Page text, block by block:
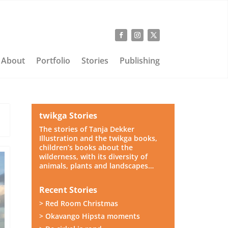
About Portfolio Stories Publishing
twikga Stories
The stories of Tanja Dekker
Illustration and the twikga books,
children’s books about the
wilderness, with its diversity of
animals, plants and landscapes…
Recent Stories
> Red Room Christmas
> Okavango Hipsta moments